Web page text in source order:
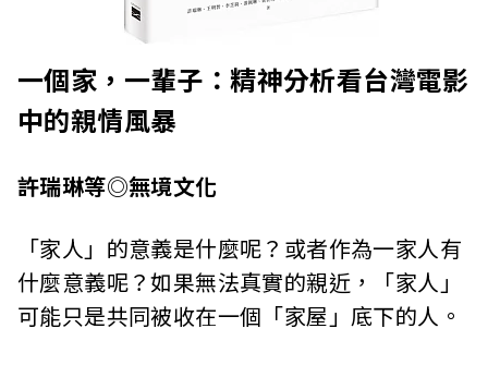
一個家，一輩子：精神分析看台灣電影
中的親情風暴
許瑞琳等◎無境文化
「家人」的意義是什麼呢？或者作為一家人有
什麼意義呢？如果無法真實的親近，「家人」
可能只是共同被收在一個「家屋」底下的人。